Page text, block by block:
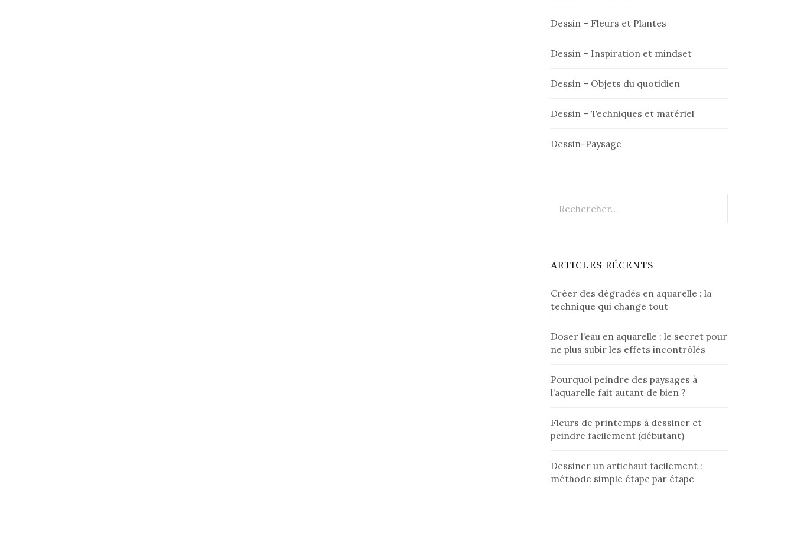
Dessin – Fleurs et Plantes
Dessin – Inspiration et mindset
Dessin – Objets du quotidien
Dessin – Techniques et matériel
Dessin-Paysage
ARTICLES RÉCENTS
Créer des dégradés en aquarelle : la
technique qui change tout
Doser l’eau en aquarelle : le secret pour
ne plus subir les effets incontrôlés
Pourquoi peindre des paysages à
l’aquarelle fait autant de bien ?
Fleurs de printemps à dessiner et
peindre facilement (débutant)
Dessiner un artichaut facilement :
méthode simple étape par étape